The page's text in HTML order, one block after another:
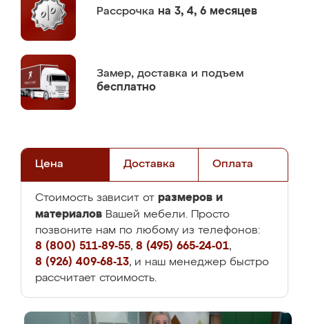
Рассрочка на 3, 4, 6 месяцев
Замер, доставка и подъем
бесплатно
Цена Доставка Оплата
Стоимость зависит от размеров и
материалов Вашей мебели. Просто
позвоните нам по любому из телефонов:
8 (800) 511-89-55, 8 (495) 665-24-01,
8 (926) 409-68-13, и наш менеджер быстро
рассчитает стоимость.